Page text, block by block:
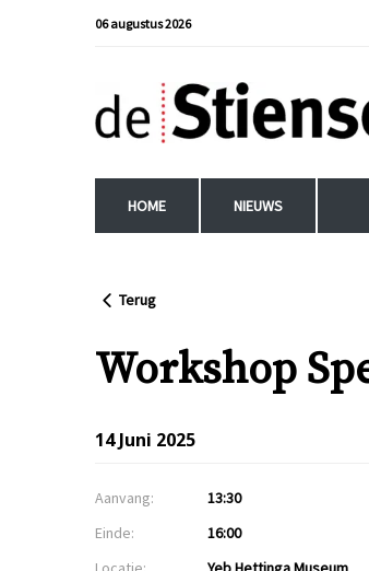
06 augustus 2026
HOME NIEUWS
Terug
Workshop
14 Juni 2025
Aanvang:
13:30
Einde:
16:00